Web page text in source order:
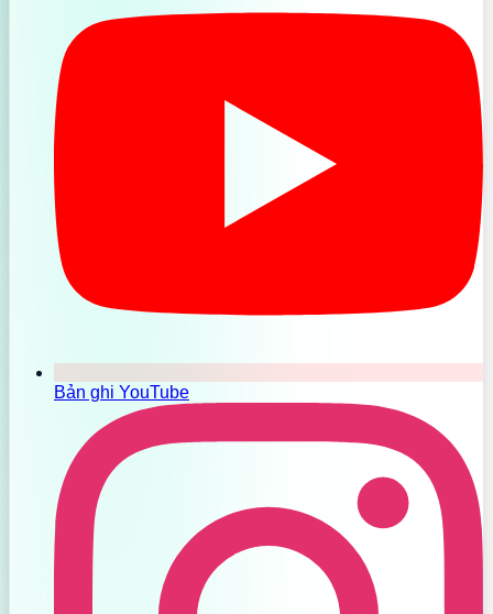
Bản ghi YouTube